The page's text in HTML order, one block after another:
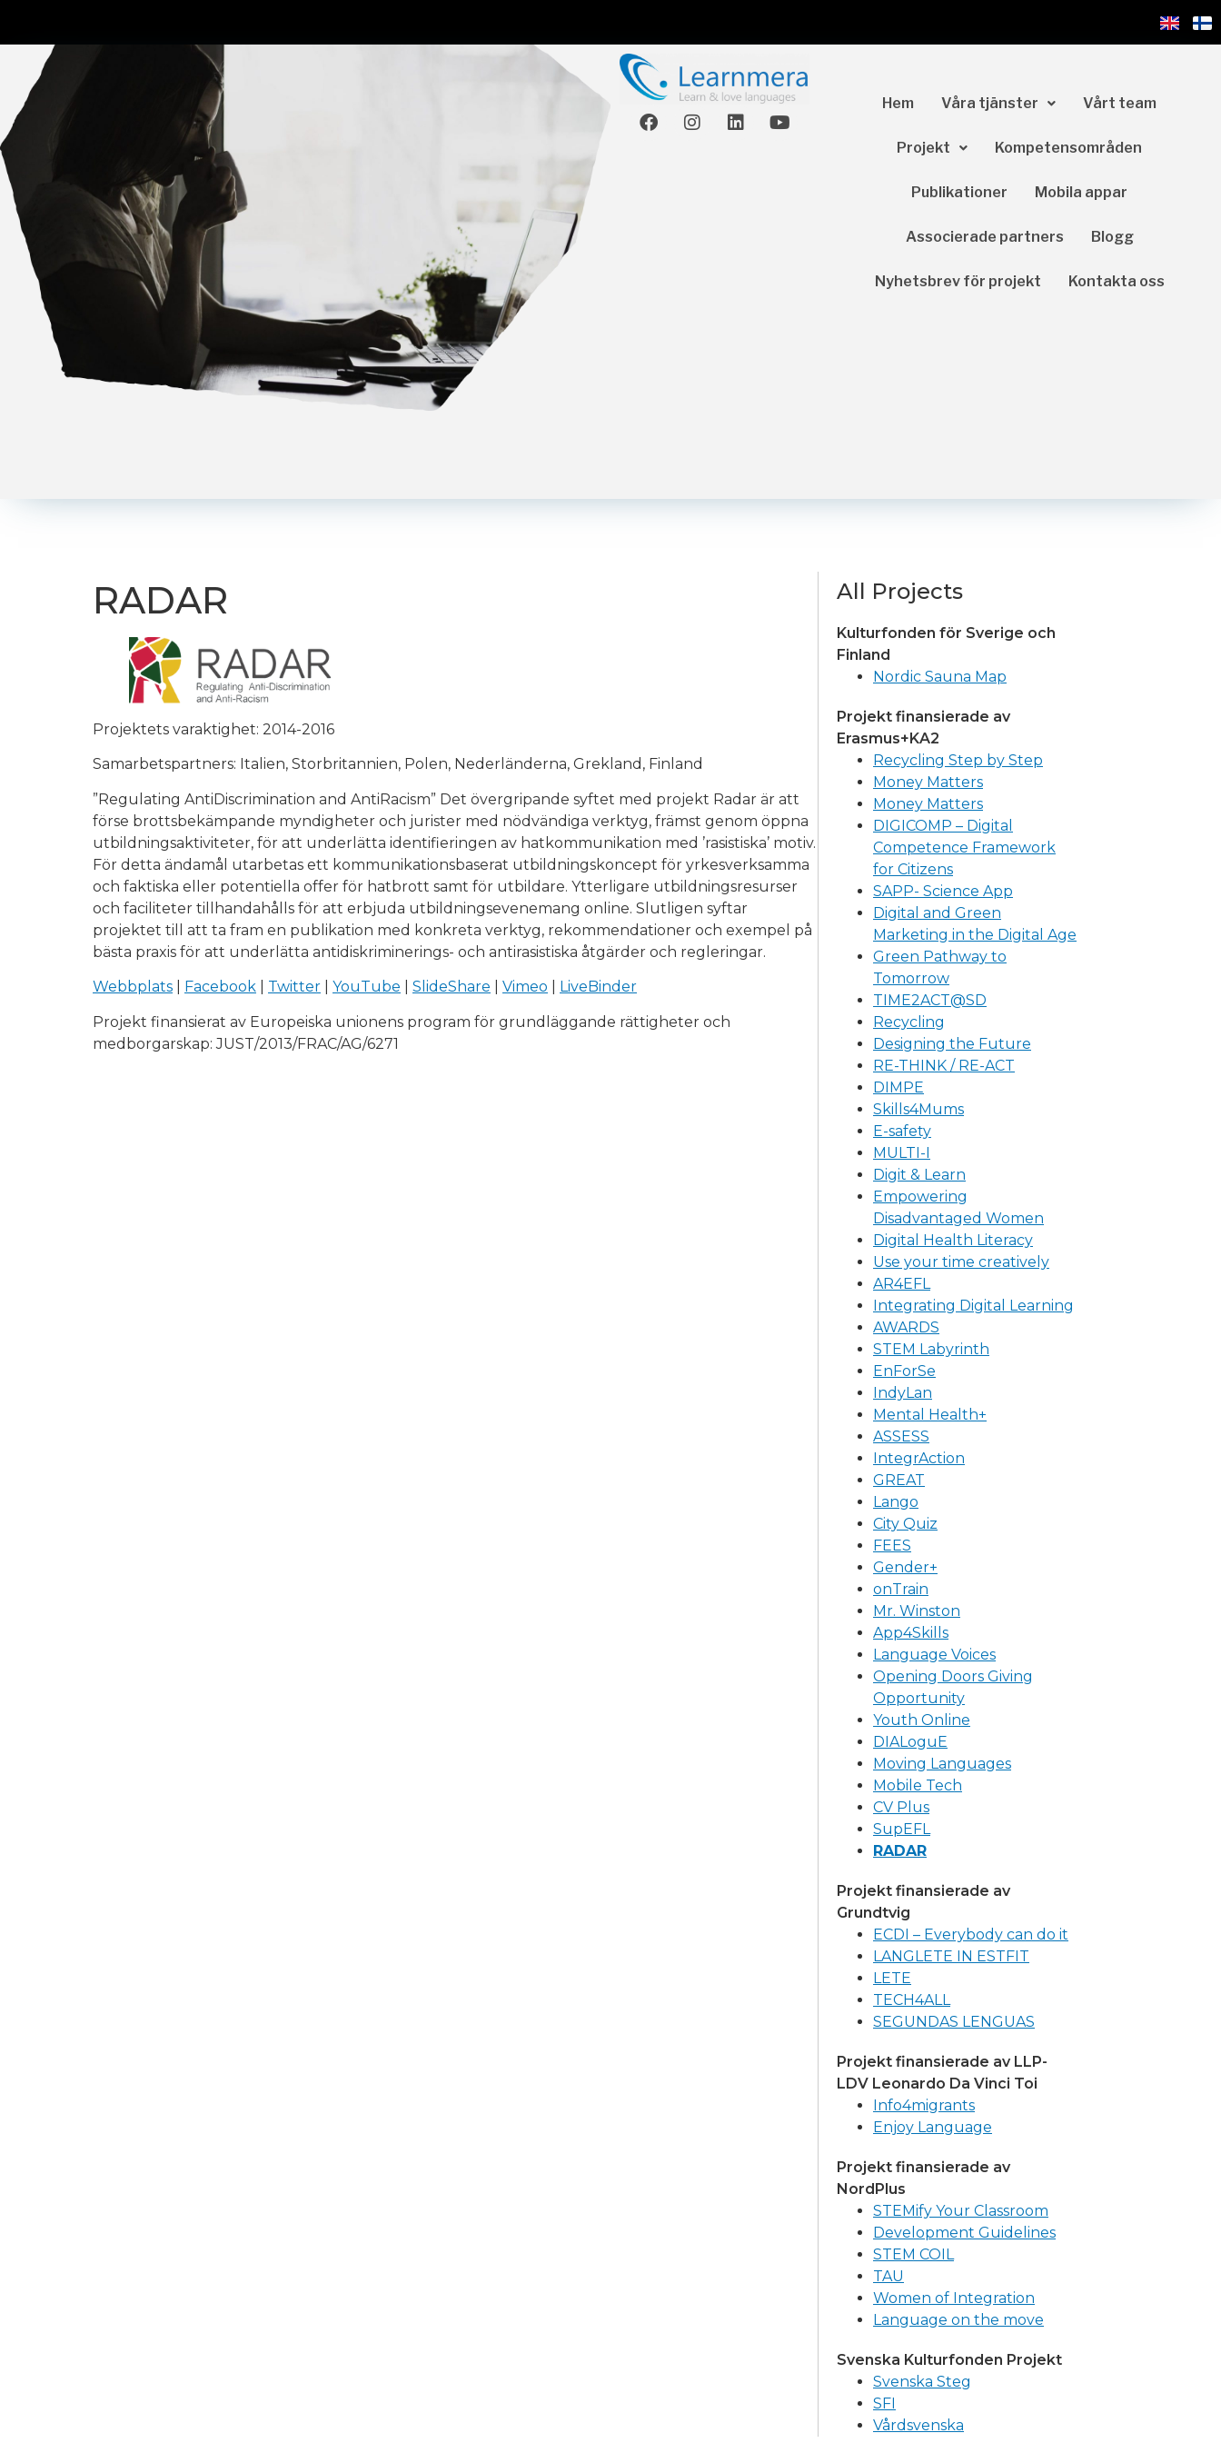
Hem Våra tjänster Vårt team
Projekt Kompetensområden
Publikationer Mobila appar
Associerade partners Blogg
Nyhetsbrev för projekt Kontakta oss
RADAR
Projektets varaktighet: 2014-2016
Samarbetspartners: Italien, Storbritannien, Polen, Nederländerna, Grekland, Finland
”Regulating AntiDiscrimination and AntiRacism” Det övergripande syftet med projekt Radar är att
förse brottsbekämpande myndigheter och jurister med nödvändiga verktyg, främst genom öppna
utbildningsaktiviteter, för att underlätta identifieringen av hatkommunikation med ’rasistiska’ motiv.
För detta ändamål utarbetas ett kommunikationsbaserat utbildningskoncept för yrkesverksamma
och faktiska eller potentiella offer för hatbrott samt för utbildare. Ytterligare utbildningsresurser
och faciliteter tillhandahålls för att erbjuda utbildningsevenemang online. Slutligen syftar
projektet till att ta fram en publikation med konkreta verktyg, rekommendationer och exempel på
bästa praxis för att underlätta antidiskriminerings- och antirasistiska åtgärder och regleringar.
Webbplats Facebook Twitter YouTube SlideShare Vimeo LiveBinder
Projekt finansierat av Europeiska unionens program för grundläggande rättigheter och
medborgarskap: JUST/2013/FRAC/AG/6271
All Projects
Kulturfonden för Sverige och
Finland
Nordic Sauna Map
Projekt finansierade av
Erasmus+KA2
Recycling Step by Step
Money Matters
Money Matters
DIGICOMP – Digital
Competence Framework
for Citizens
SAPP- Science App
Digital and Green
Marketing in the Digital Age
Green Pathway to
Tomorrow
TIME2ACT@SD
Recycling
Designing the Future
RE-THINK / RE-ACT
DIMPE
Skills4Mums
E-safety
MULTI-I
Digit & Learn
Empowering
Disadvantaged Women
Digital Health Literacy
Use your time creatively
AR4EFL
Integrating Digital Learning
AWARDS
STEM Labyrinth
EnForSe
IndyLan
Mental Health+
ASSESS
IntegrAction
GREAT
Lango
City Quiz
FEES
Gender+
onTrain
Mr. Winston
App4Skills
Language Voices
Opening Doors Giving
Opportunity
Youth Online
DIALoguE
Moving Languages
Mobile Tech
CV Plus
SupEFL
RADAR
Projekt finansierade av
Grundtvig
ECDI – Everybody can do it
LANGLETE IN ESTFIT
LETE
TECH4ALL
SEGUNDAS LENGUAS
Projekt finansierade av LLP-
LDV Leonardo Da Vinci Toi
Info4migrants
Enjoy Language
Projekt finansierade av
NordPlus
STEMify Your Classroom
Development Guidelines
STEM COIL
TAU
Women of Integration
Language on the move
Svenska Kulturfonden Projekt
Svenska Steg
SFI
Vårdsvenska